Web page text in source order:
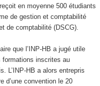
en moyenne 500 étudiants
de gestion et comptabilité
de comptabilité (DSCG).
que l’INP-HB a jugé utile
formations inscrites au
L’INP-HB a alors entrepris
d’une convention le 20